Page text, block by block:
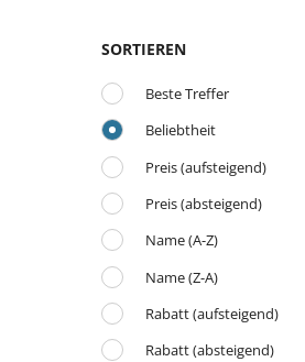
SORTIEREN
Beste Treffer
Beliebtheit
Preis (aufsteigend)
Preis (absteigend)
Name (A-Z)
Name (Z-A)
Rabatt (aufsteigend)
Rabatt (absteigend)